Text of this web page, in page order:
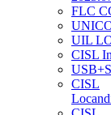
FLC
UIL
CISL
CISL